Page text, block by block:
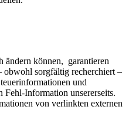
ändern können, garantieren
sorgfältig recherchiert –
und
Fehl-Information unsererseits.
von verlinkten externen